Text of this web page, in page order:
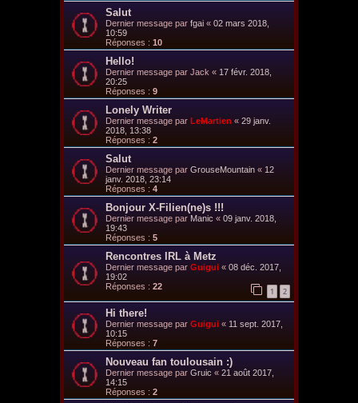
Salut
Dernier message par fgai « 02 mars 2018,
10:59
Réponses : 10
Hello!
Dernier message par Jack « 17 févr. 2018,
20:25
Réponses : 9
Lonely Writer
Dernier message par LeMartien « 29 janv.
2018, 13:38
Réponses : 2
Salut
Dernier message par GrouseMountain « 12
janv. 2018, 23:14
Réponses : 4
Bonjour X-Filien(ne)s !!!
Dernier message par Manic « 09 janv. 2018,
19:43
Réponses : 5
Rencontres IRL à Metz
Dernier message par Guigui « 08 déc. 2017,
19:02
Réponses : 22 1 2
Hi there!
Dernier message par Guigui « 11 sept. 2017,
10:15
Réponses : 7
Nouveau fan toulousain :)
Dernier message par Gruic « 21 août 2017,
14:15
Réponses : 2